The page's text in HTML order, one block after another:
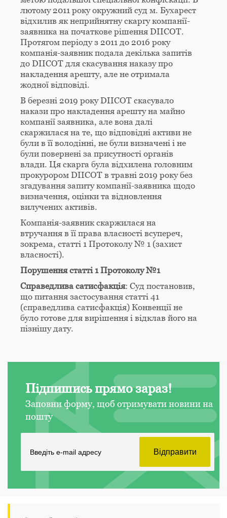
лютому 2011 року окружний суд м. Бухарест
відхилив як неприйнятну скаргу компанії-
заявника на початкове рішення DIICOT.
Протягом періоду з 2011 до 2016 року
компанія-заявник подала декілька запитів
до DIICOT для скасування наказу про
накладення арешту, але не отримала
жодної відповіді.
В березні 2019 року DIICOT скасувало
накази про накладення арешту на майно
компанії заявника, але вона далі
скаржилася на те, що відповідні активи не
були в її володінні, не були визначені і не
були повернені за присутності органів
влади. Ця скарга була відхилена головним
прокурором DIICOT в травні 2019 року без
згадування запиту компанії-заявника щодо
визначення, оцінки та відновлення
вилучених активів.
Компанія-заявник скаржилася на
втручання в її права власності всупереч,
зокрема, статті 1 Протоколу № 1 (захист
власності).
Порушення статті 1 Протоколу №1
Справедлива сатисфакція: Суд постановив,
що питання застосування статті 41
(справедлива сатисфакція) Конвенції не
було готове для вирішення і відклав його на
пізнішу дату.
Підпишись прямо зараз!
Заповни форму, щоб отримувати новини на
пошту